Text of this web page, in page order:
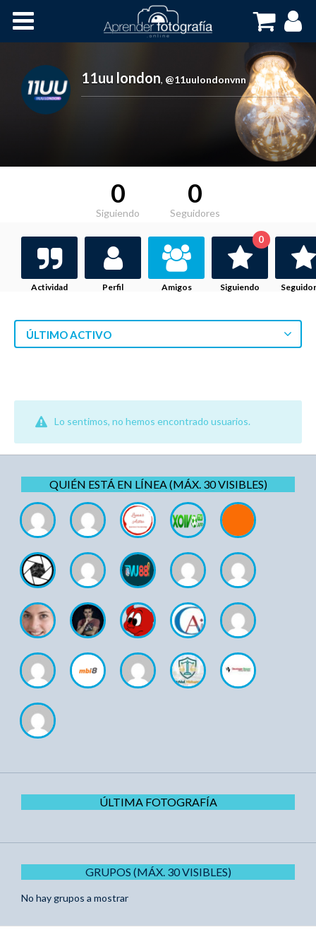
Cursos OnLine
11uu london, @11uulondonvnn
0
Siguiendo
0
Seguidores
Actividad Perfil Amigos Siguiendo
0
ÚLTIMO ACTIVO
Lo sentimos, no hemos encontrado usuarios.
QUIÉN ESTÁ EN LÍNEA (MÁX. 30 VISIBLES)
ÚLTIMA FOTOGRAFÍA
GRUPOS (MÁX. 30 VISIBLES)
No hay grupos a mostrar